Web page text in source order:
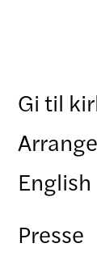
Gi til
English
Presse